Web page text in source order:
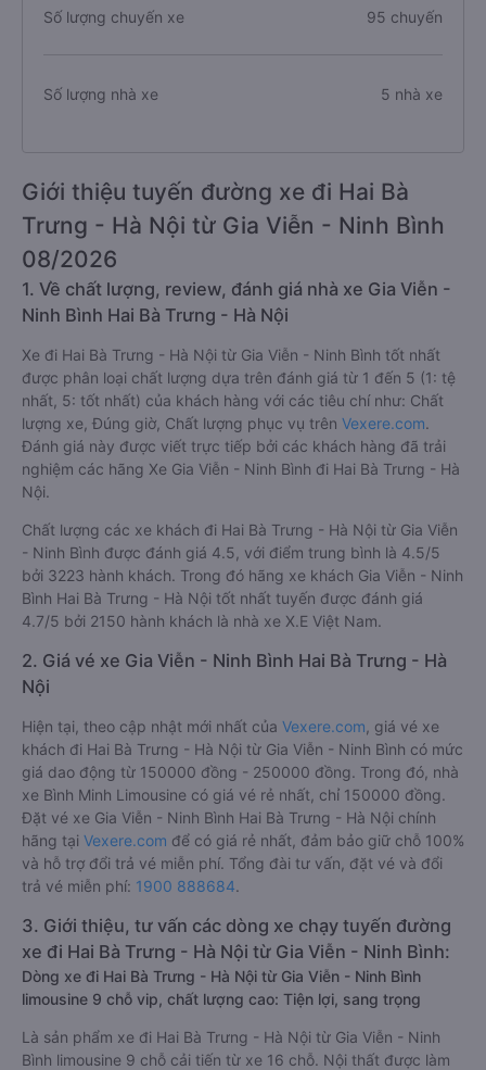
Số lượng chuyến xe 95 chuyến
Số lượng nhà xe 5 nhà xe
Giới thiệu tuyến đường xe đi Hai Bà
Trưng - Hà Nội từ Gia Viễn - Ninh Bình
08/2026
1. Về chất lượng, review, đánh giá nhà xe Gia Viễn -
Ninh Bình Hai Bà Trưng - Hà Nội
Xe đi Hai Bà Trưng - Hà Nội từ Gia Viễn - Ninh Bình tốt nhất
được phân loại chất lượng dựa trên đánh giá từ 1 đến 5 (1: tệ
nhất, 5: tốt nhất) của khách hàng với các tiêu chí như: Chất
lượng xe, Đúng giờ, Chất lượng phục vụ trên Vexere.com.
Đánh giá này được viết trực tiếp bởi các khách hàng đã trải
nghiệm các hãng Xe Gia Viễn - Ninh Bình đi Hai Bà Trưng - Hà
Nội.
Chất lượng các xe khách đi Hai Bà Trưng - Hà Nội từ Gia Viễn
- Ninh Bình được đánh giá 4.5, với điểm trung bình là 4.5/5
bởi 3223 hành khách. Trong đó hãng xe khách Gia Viễn - Ninh
Bình Hai Bà Trưng - Hà Nội tốt nhất tuyến được đánh giá
4.7/5 bởi 2150 hành khách là nhà xe X.E Việt Nam.
2. Giá vé xe Gia Viễn - Ninh Bình Hai Bà Trưng - Hà
Nội
Hiện tại, theo cập nhật mới nhất của Vexere.com , giá vé xe
khách đi Hai Bà Trưng - Hà Nội từ Gia Viễn - Ninh Bình có mức
giá dao động từ 150000 đồng - 250000 đồng. Trong đó, nhà
xe Bình Minh Limousine có giá vé rẻ nhất, chỉ 150000 đồng.
Đặt vé xe Gia Viễn - Ninh Bình Hai Bà Trưng - Hà Nội chính
hãng tại Vexere.com để có giá rẻ nhất, đảm bảo giữ chỗ 100%
và hỗ trợ đổi trả vé miễn phí. Tổng đài tư vấn, đặt vé và đổi
trả vé miễn phí: 1900 888684.
3. Giới thiệu, tư vấn các dòng xe chạy tuyến đường
xe đi Hai Bà Trưng - Hà Nội từ Gia Viễn - Ninh Bình:
Dòng xe đi Hai Bà Trưng - Hà Nội từ Gia Viễn - Ninh Bình
limousine 9 chỗ vip, chất lượng cao: Tiện lợi, sang trọng
Là sản phẩm xe đi Hai Bà Trưng - Hà Nội từ Gia Viễn - Ninh
Bình limousine 9 chỗ cải tiến từ xe 16 chỗ. Nội thất được làm